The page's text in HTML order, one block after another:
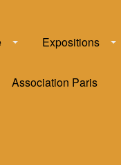
Expositions
Association Paris